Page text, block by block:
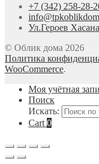
+7 (342) 258-28-
Ул.Героев
© Облик дома 2026
Политика
WooCommerce.
Моя учётная
Поиск
Искать:
Cart 0